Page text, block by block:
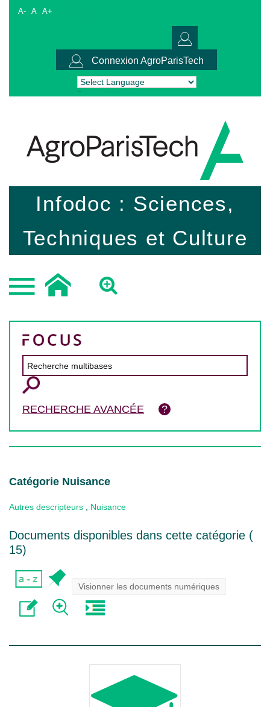
A- A A+
Connexion AgroParisTech
Powered by Translate
Infodoc : Sciences,
Techniques et Culture
RECHERCHE AVANCÉE
Catégorie Nuisance
Autres descripteurs Nuisance
Documents disponibles dans cette catégorie (
15)
Visionner les documents numériques